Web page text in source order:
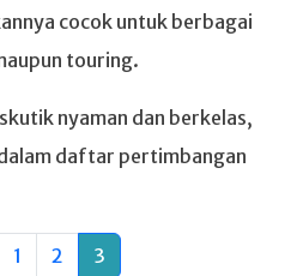
cocok untuk berbagai
touring.
nyaman dan berkelas,
daftar pertimbangan
1 2 3